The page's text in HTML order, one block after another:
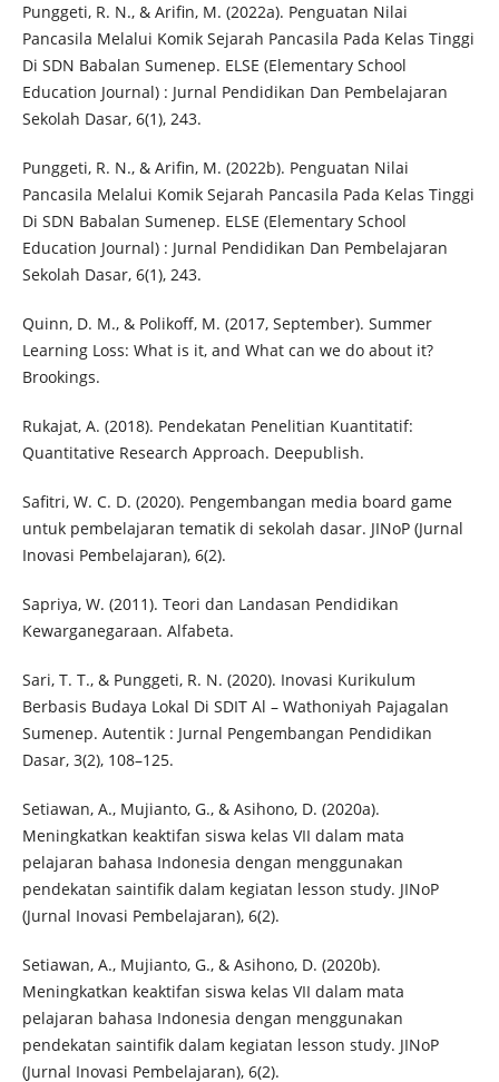
Punggeti, R. N., & Arifin, M. (2022a). Penguatan Nilai
Pancasila Melalui Komik Sejarah Pancasila Pada Kelas Tinggi
Di SDN Babalan Sumenep. ELSE (Elementary School
Education Journal) : Jurnal Pendidikan Dan Pembelajaran
Sekolah Dasar, 6(1), 243.
Punggeti, R. N., & Arifin, M. (2022b). Penguatan Nilai
Pancasila Melalui Komik Sejarah Pancasila Pada Kelas Tinggi
Di SDN Babalan Sumenep. ELSE (Elementary School
Education Journal) : Jurnal Pendidikan Dan Pembelajaran
Sekolah Dasar, 6(1), 243.
Quinn, D. M., & Polikoff, M. (2017, September). Summer
Learning Loss: What is it, and What can we do about it?
Brookings.
Rukajat, A. (2018). Pendekatan Penelitian Kuantitatif:
Quantitative Research Approach. Deepublish.
Safitri, W. C. D. (2020). Pengembangan media board game
untuk pembelajaran tematik di sekolah dasar. JINoP (Jurnal
Inovasi Pembelajaran), 6(2).
Sapriya, W. (2011). Teori dan Landasan Pendidikan
Kewarganegaraan. Alfabeta.
Sari, T. T., & Punggeti, R. N. (2020). Inovasi Kurikulum
Berbasis Budaya Lokal Di SDIT Al – Wathoniyah Pajagalan
Sumenep. Autentik : Jurnal Pengembangan Pendidikan
Dasar, 3(2), 108–125.
Setiawan, A., Mujianto, G., & Asihono, D. (2020a).
Meningkatkan keaktifan siswa kelas VII dalam mata
pelajaran bahasa Indonesia dengan menggunakan
pendekatan saintifik dalam kegiatan lesson study. JINoP
(Jurnal Inovasi Pembelajaran), 6(2).
Setiawan, A., Mujianto, G., & Asihono, D. (2020b).
Meningkatkan keaktifan siswa kelas VII dalam mata
pelajaran bahasa Indonesia dengan menggunakan
pendekatan saintifik dalam kegiatan lesson study. JINoP
(Jurnal Inovasi Pembelajaran), 6(2).